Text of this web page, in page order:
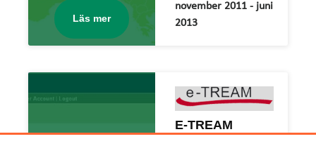
Läs mer
november 2011 - juni
2013
E-TREAM